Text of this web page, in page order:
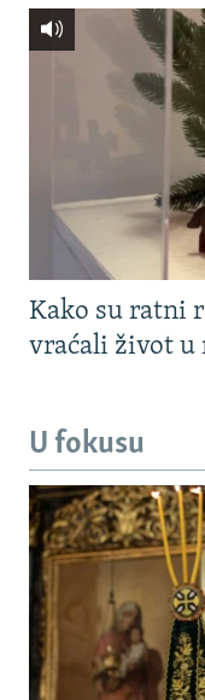
Kako su ratni
vraćali život u
U fokusu